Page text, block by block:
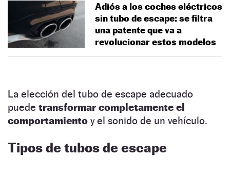
Adiós a los coches eléctricos
sin tubo de escape: se filtra
una patente que va a
revolucionar estos modelos
La elección del tubo de escape adecuado
puede transformar completamente el
comportamiento y el sonido de un vehículo.
Tipos de tubos de escape